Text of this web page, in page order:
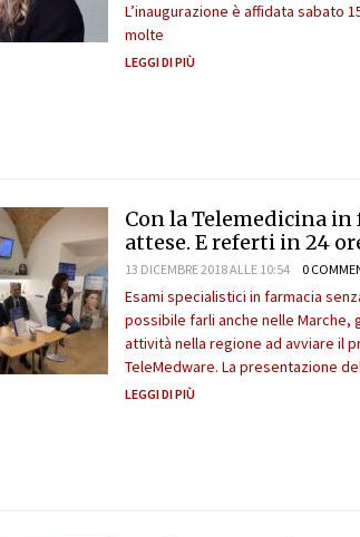
L’inaugurazione è affidata sabato
molte
LEGGI DI PIÙ
Con la Telemedicina
attese. E referti in 24
13 DICEMBRE 2018 ALLE 10:54 0
Esami specialistici in farmacia
possibile farli anche nelle Marche,
attività nella regione ad avviare il
TeleMedware. La presentazione
LEGGI DI PIÙ